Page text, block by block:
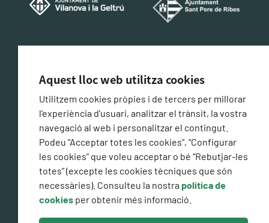
Aquest lloc web utilitza cookies
Utilitzem cookies pròpies i de tercers per millorar
l'experiència d'usuari, analitzar el trànsit, la vostra
navegació al web i personalitzar el contingut.
Podeu “Acceptar totes les cookies”, “Configurar
les cookies” que voleu acceptar o bé “Rebutjar-les
totes” (excepte les cookies tècniques que són
necessàries). Consulteu la nostra política de
cookies per obtenir més informació.